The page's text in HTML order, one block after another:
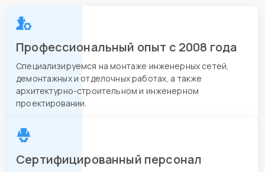
Профессиональный опыт с 2008 года
Специализируемся на монтаже инженерных сетей,
демонтажных и отделочных работах, а также
архитектурно-строительном и инженерном
проектировании.
Сертифицированный персонал